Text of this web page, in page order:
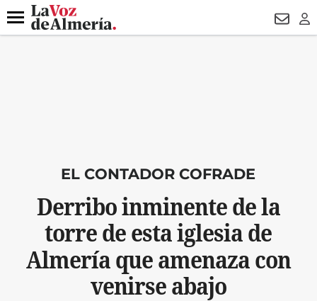
DESTACADO
Menú
EL CONTADOR COFRADE
Derribo inminente de la
torre de esta iglesia de
Almería que amenaza con
venirse abajo